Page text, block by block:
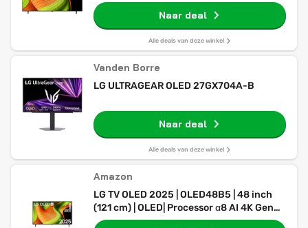
Naar deal
Alle deals van deze winkel
Vanden Borre
LG ULTRAGEAR OLED 27GX704A-B
Naar deal
Alle deals van deze winkel
Amazon
LG TV OLED 2025 | OLED48B5 | 48 inch
(121 cm) | OLED| Processor α8 AI 4K Gen2 |
Dolby Vision & Atmos | Alexa